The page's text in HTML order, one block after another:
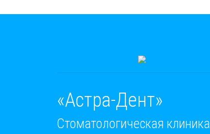
«Астра-Дент»
Стоматологическая клиника